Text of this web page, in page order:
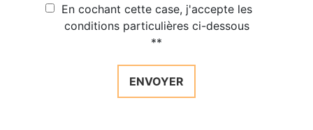
En cochant cette case, j'accepte les
conditions particulières ci-dessous
**
ENVOYER